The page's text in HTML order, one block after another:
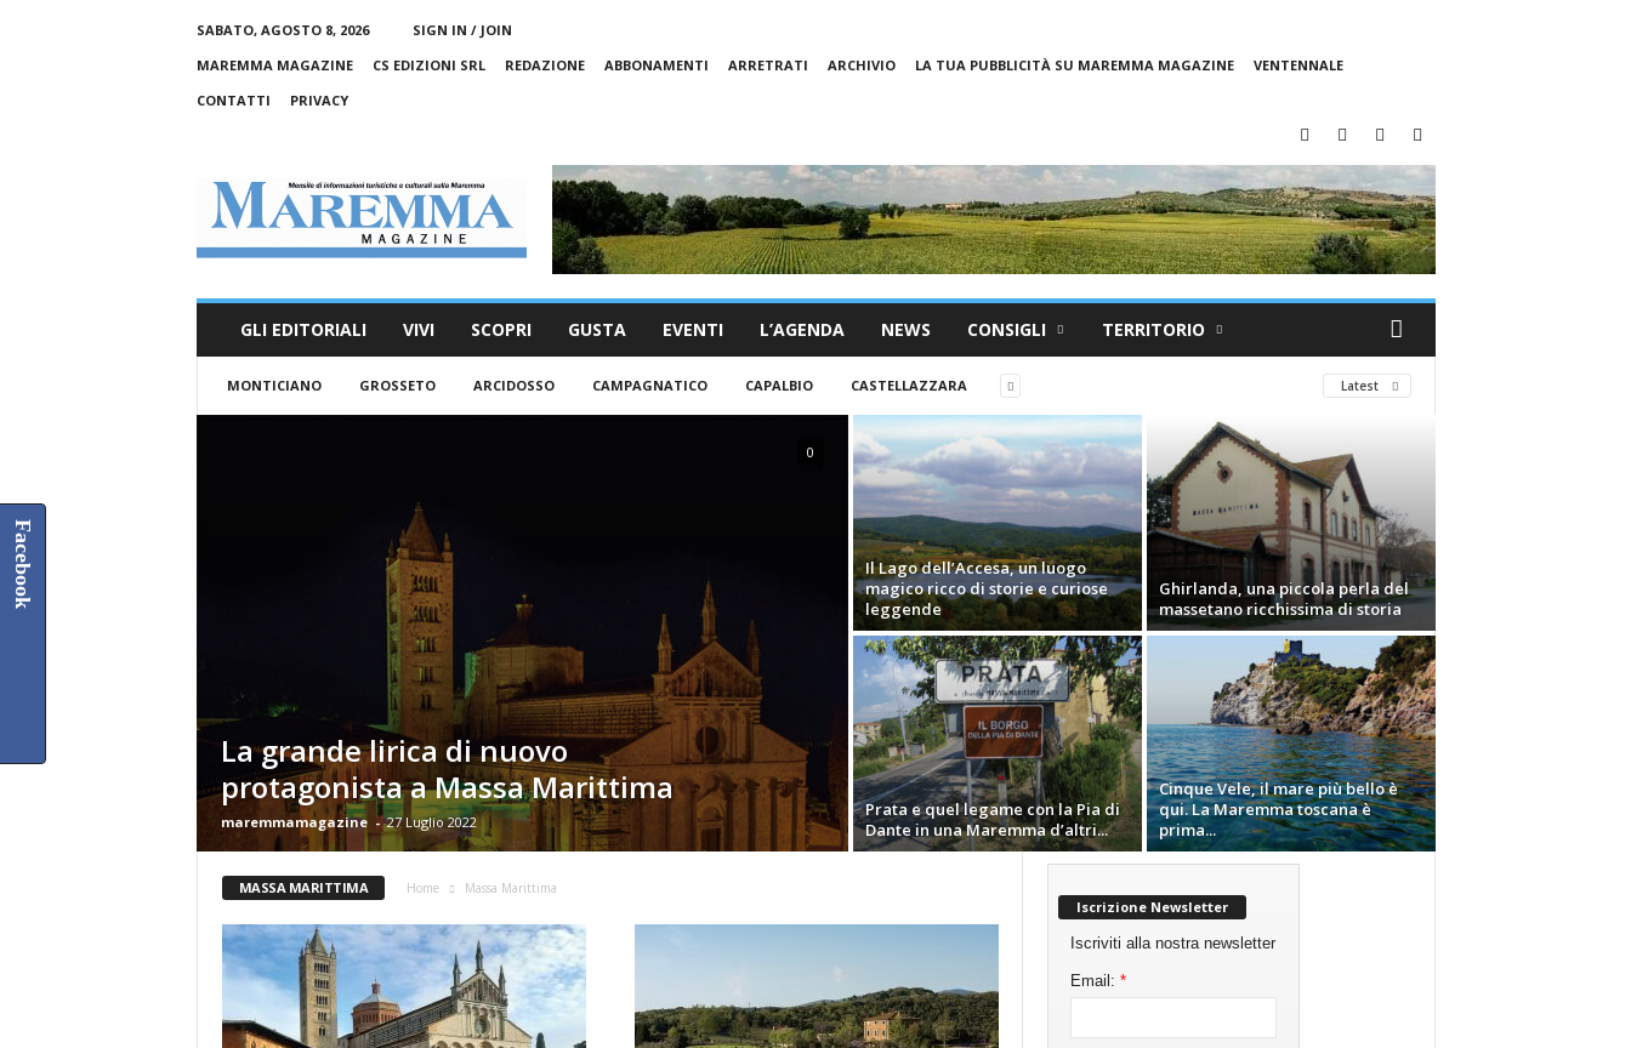
SABATO, AGOSTO 8, 2026
SIGN IN / JOIN
MAREMMA MAGAZINE
CS EDIZIONI SRL REDAZIONE ABBONAMENTI ARRETRATI ARCHIVIO LA TUA PUBBLICITÀ SU MAREMMA MAGAZINE
VENTENNALE
CONTATTI
PRIVACY
m
a
GLI EDITORIALI VIVI SCOPRI GUSTA EVENTI L’AGENDA NEWS CONSIGLI TERRITORIO
MONTICIANO GROSSETO ARCIDOSSO CAMPAGNATICO CAPALBIO CASTELLAZZARA Latest
La grande lirica di nuovo
protagonista a Massa Marittima
maremmamagazine - 27 Luglio 2022
0
Il Lago dell’Accesa, un luogo
magico ricco di storie e curiose
leggende
Ghirlanda, una piccola perla del
massetano ricchissima di storia
Prata e quel legame con la Pia di
Dante in una Maremma d’altri...
Cinque Vele, il mare più bello è
qui. La Maremma toscana è
prima...
MASSA MARITTIMA Home Massa Marittima
Iscrizione Newsletter
Iscriviti alla nostra newsletter
Email: *
Facebook